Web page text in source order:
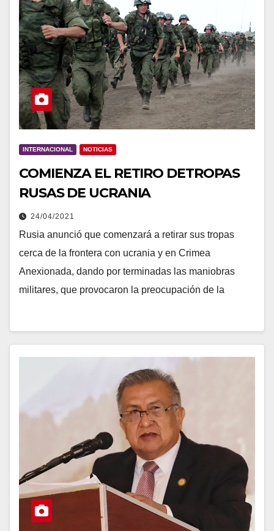
INTERNACIONAL NOTICIAS
COMIENZA EL RETIRO DETROPAS
RUSAS DE UCRANIA
24/04/2021
Rusia anunció que comenzará a retirar sus tropas
cerca de la frontera con ucrania y en Crimea
Anexionada, dando por terminadas las maniobras
militares, que provocaron la preocupación de la